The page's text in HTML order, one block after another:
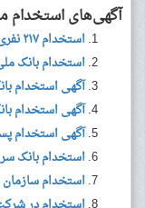
آگهی‌های استخدام
استخدام ۲۱۷ نفری بانک اقتصاد نوین در سراسر کشور
استخدام بانک ملی ایران در سال
آگهی استخدام
آگهی استخدام
آگهی استخدام
استخدام بانک سرمایه در
استخدام